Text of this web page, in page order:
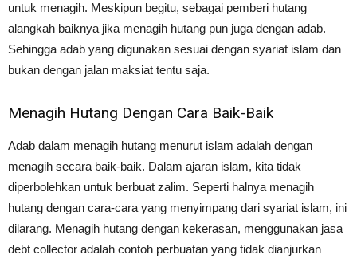
untuk menagih. Meskipun begitu, sebagai pemberi hutang
alangkah baiknya jika menagih hutang pun juga dengan adab.
Sehingga adab yang digunakan sesuai dengan syariat islam dan
bukan dengan jalan maksiat tentu saja.
Menagih Hutang Dengan Cara Baik-Baik
Adab dalam menagih hutang menurut islam adalah dengan
menagih secara baik-baik. Dalam ajaran islam, kita tidak
diperbolehkan untuk berbuat zalim. Seperti halnya menagih
hutang dengan cara-cara yang menyimpang dari syariat islam, ini
dilarang. Menagih hutang dengan kekerasan, menggunakan jasa
debt collector adalah contoh perbuatan yang tidak dianjurkan